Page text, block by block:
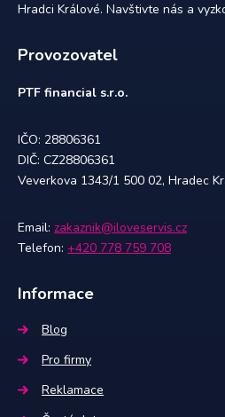
Hradci Králové. Navštivte nás a
Provozovatel
PTF financial s.r.o.
IČO: 28806361
DIČ: CZ28806361
Veverkova 1343/1 500 02, Hradec
Email: zakaznik@iloveservis.cz
Telefon: +420 778 759 708
Informace
Blog
Pro firmy
Reklamace